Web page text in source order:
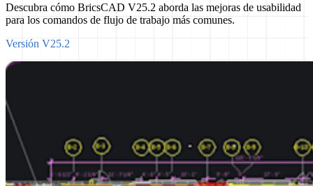
Descubra cómo BricsCAD V25.2 aborda las mejoras de usabilidad
para los comandos de flujo de trabajo más comunes.
Versión V25.2